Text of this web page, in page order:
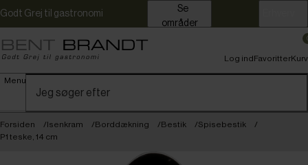
Godt Grej til gastronomi
områder
Menu
Log indFavoritterKurv
Forsiden Isenkram Borddækning Bestik
Spisebestik
P1 teske, 14 cm